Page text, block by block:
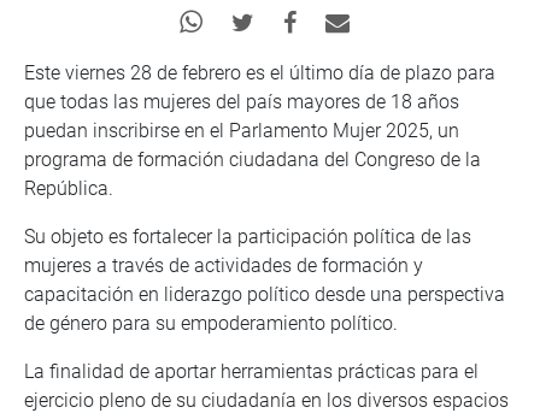
Este viernes 28 de febrero es el último día de plazo para
que todas las mujeres del país mayores de 18 años
puedan inscribirse en el Parlamento Mujer 2025, un
programa de formación ciudadana del Congreso de la
República.
Su objeto es fortalecer la participación política de las
mujeres a través de actividades de formación y
capacitación en liderazgo político desde una perspectiva
de género para su empoderamiento político.
La finalidad de aportar herramientas prácticas para el
ejercicio pleno de su ciudadanía en los diversos espacios